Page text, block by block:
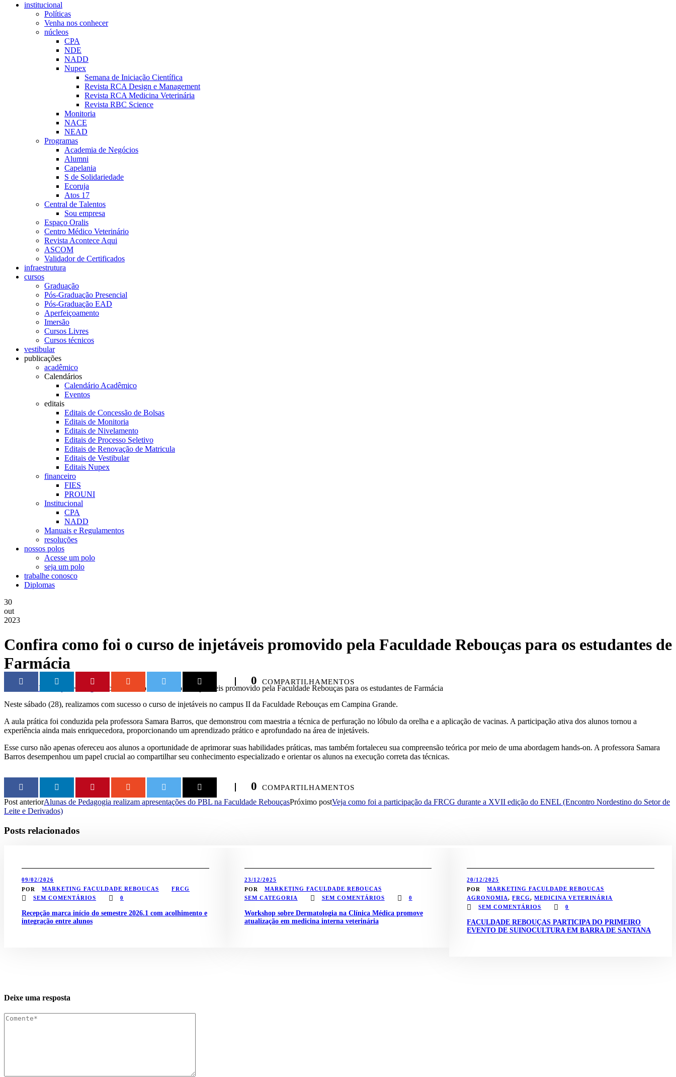
institucional
Políticas
Venha nos conhecer
núcleos
CPA
NDE
NADD
Nupex
Semana de Iniciação Científica
Revista RCA Design e Management
Revista RCA Medicina Veterinária
Revista RBC Science
Monitoria
NACE
NEAD
Programas
Academia de Negócios
Alumni
Capelania
S de Solidariedade
Ecoruja
Atos 17
Central de Talentos
Sou empresa
Espaço Oralis
Centro Médico Veterinário
Revista Acontece Aqui
ASCOM
Validador de Certificados
infraestrutura
cursos
Graduação
Pós-Graduação Presencial
Pós-Graduação EAD
Aperfeiçoamento
Imersão
Cursos Livres
Cursos técnicos
vestibular
publicações
acadêmico
Calendários
Calendário Acadêmico
Eventos
editais
Editais de Concessão de Bolsas
Editais de Monitoria
Editais de Nivelamento
Editais de Processo Seletivo
Editais de Renovação de Matricula
Editais de Vestibular
Editais Nupex
financeiro
FIES
PROUNI
Institucional
CPA
NADD
Manuais e Regulamentos
resoluções
nossos polos
Acesse um polo
seja um polo
trabalhe conosco
Diplomas
30
out
2023
Confira como foi o curso de injetáveis promovido pela Faculdade Rebouças para os estudantes de
Farmácia
Faculdade Rebouças > Confira como foi o curso de injetáveis promovido pela Faculdade Rebouças para os estudantes de Farmácia
0 COMPARTILHAMENTOS
Neste sábado (28), realizamos com sucesso o curso de injetáveis no campus II da Faculdade Rebouças em Campina Grande.
A aula prática foi conduzida pela professora Samara Barros, que demonstrou com maestria a técnica de perfuração no lóbulo da orelha e a aplicação de vacinas. A participação ativa dos alunos tornou a
experiência ainda mais enriquecedora, proporcionando um aprendizado prático e aprofundado na área de injetáveis.
Esse curso não apenas ofereceu aos alunos a oportunidade de aprimorar suas habilidades práticas, mas também fortaleceu sua compreensão teórica por meio de uma abordagem hands-on. A professora Samara
Barros desempenhou um papel crucial ao compartilhar seu conhecimento especializado e orientar os alunos na execução correta das técnicas.
0 COMPARTILHAMENTOS
Post anteriorAlunas de Pedagogia realizam apresentações do PBL na Faculdade RebouçasPróximo postVeja como foi a participação da FRCG durante a XVII edição do ENEL (Encontro Nordestino do Setor de
Leite e Derivados)
Posts relacionados
09/02/2026
POR
MARKETING FACULDADE REBOUCAS
FRCG
SEM COMENTÁRIOS
0
Recepção marca início do semestre 2026.1 com acolhimento e
integração entre alunos
23/12/2025
POR
MARKETING FACULDADE REBOUCAS
SEM CATEGORIA
SEM COMENTÁRIOS 0
Workshop sobre Dermatologia na Clínica Médica promove
atualização em medicina interna veterinária
20/12/2025
POR
MARKETING FACULDADE REBOUCAS
AGRONOMIA, FRCG, MEDICINA VETERINÁRIA
SEM COMENTÁRIOS
0
FACULDADE REBOUÇAS PARTICIPA DO PRIMEIRO
EVENTO DE SUINOCULTURA EM BARRA DE SANTANA
Deixe uma resposta